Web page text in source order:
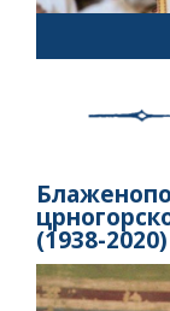
(1938-2020)